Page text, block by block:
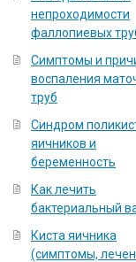
непроходимости
фаллопиевых
Симптомы и
воспаления
труб
Синдром
яичников и
беременность
Как лечить
бактериальный
Киста яичника
(симптомы,